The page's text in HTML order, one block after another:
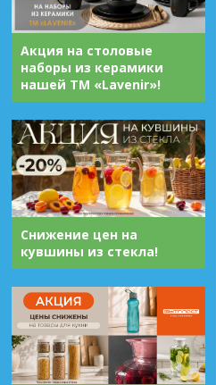
Акция на столовые
наборы из керамики
нашей ТМ «Lavenir»!
Снижение цен на
кувшины из стекла!